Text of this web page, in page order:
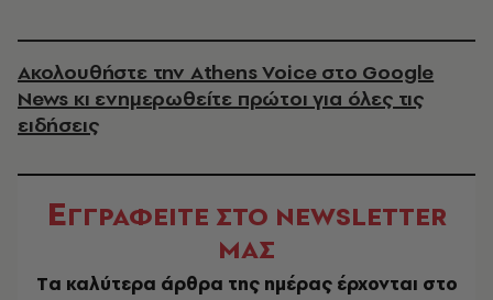
Ακολουθήστε την Athens Voice στο Google
News κι ενημερωθείτε πρώτοι για όλες τις
ειδήσεις
ΕΓΓΡΑΦΕΙΤΕ ΣΤΟ NEWSLETTER
ΜΑΣ
Tα καλύτερα άρθρα της ημέρας έρχονται στο